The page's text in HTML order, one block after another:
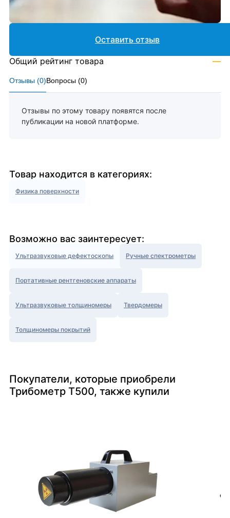
Отзывы (0)Вопросы (0)
Отзывы по этому товару появятся после
публикации на новой платформе.
Оставить отзыв
Общий рейтинг товара —
Товар находится в категориях:
Физика поверхности
Возможно вас заинтересует:
Ультразвуковые дефектоскопы Ручные спектрометры
Портативные рентгеновские аппараты
Ультразвуковые толщиномеры Твердомеры
Толщиномеры покрытий
Покупатели, которые приобрели
Трибометр Т500, также купили